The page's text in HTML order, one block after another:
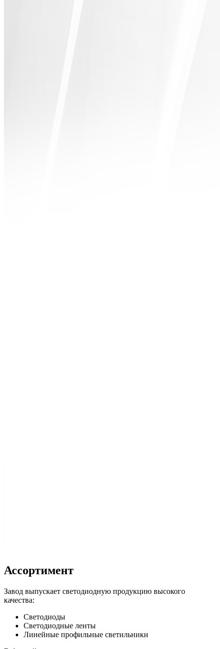
Ассортимент
Завод выпускает светодиодную продукцию высокого
качества:
Светодиоды
Светодиодные ленты
Линейные профильные светильники